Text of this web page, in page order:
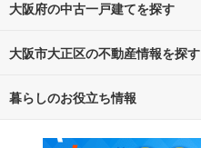
大阪府の中古一戸建てを探す
路線・駅から探す
通勤・通学時間から探す
大阪市大正区の不動産情報を探す
不動産・住宅
暮らしのお役立ち情報
マンションカタログ